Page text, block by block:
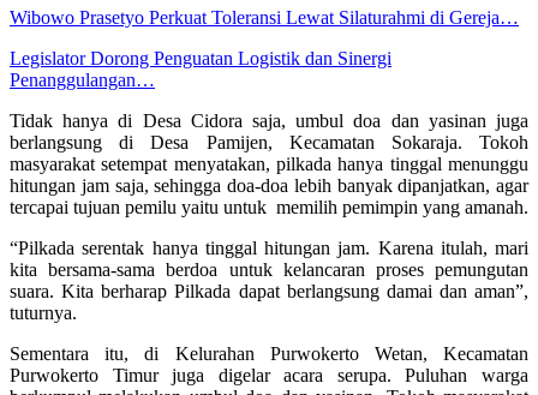
Wibowo Prasetyo Perkuat Toleransi Lewat Silaturahmi di Gereja…
Legislator Dorong Penguatan Logistik dan Sinergi
Penanggulangan…
Tidak hanya di Desa Cidora saja, umbul doa dan yasinan juga
berlangsung di Desa Pamijen, Kecamatan Sokaraja. Tokoh
masyarakat setempat menyatakan, pilkada hanya tinggal menunggu
hitungan jam saja, sehingga doa-doa lebih banyak dipanjatkan, agar
tercapai tujuan pemilu yaitu untuk memilih pemimpin yang amanah.
“Pilkada serentak hanya tinggal hitungan jam. Karena itulah, mari
kita bersama-sama berdoa untuk kelancaran proses pemungutan
suara. Kita berharap Pilkada dapat berlangsung damai dan aman”,
tuturnya.
Sementara itu, di Kelurahan Purwokerto Wetan, Kecamatan
Purwokerto Timur juga digelar acara serupa. Puluhan warga